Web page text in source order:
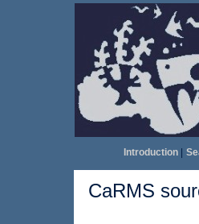
Introduction|
CaRMS